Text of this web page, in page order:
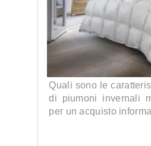
Quali sono le
di piumoni invernali
per un acquisto